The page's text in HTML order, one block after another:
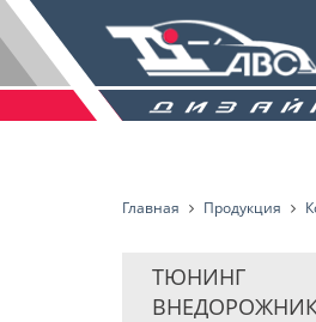
Главная Продукция
ТЮНИНГ